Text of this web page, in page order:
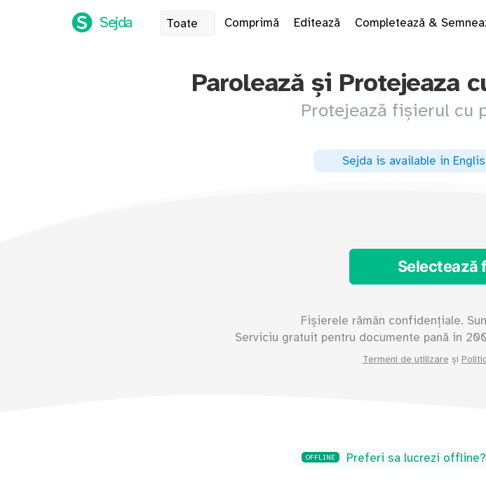
Sejda Toate Comprimă Editează Completează &
Parolează și Protejeaza
Protejează fișierul cu
Sejda is available in
Selectează
Fișierele rămân confidențiale.
Serviciu gratuit pentru documente pană in
Termeni de utilizare și
OFFLINE Preferi sa lucrezi